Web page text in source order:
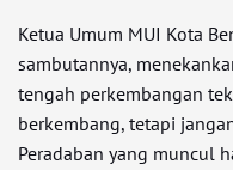
Ketua Umum MUI Kota
sambutannya,
tengah perkembangan
berkembang, tetapi
Peradaban yang muncul